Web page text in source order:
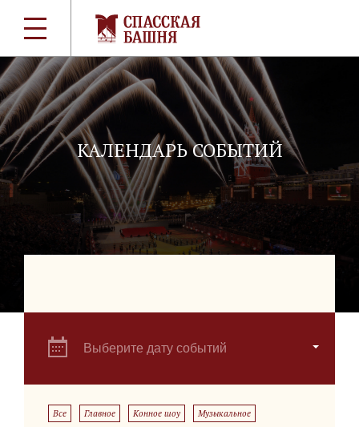
КАЛЕНДАРЬ СОБЫТИЙ
Выберите дату событий
Все Главное Конное шоу Музыкальное